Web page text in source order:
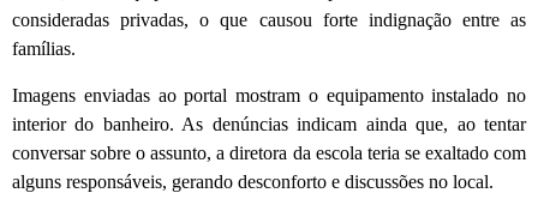
consideradas privadas, o que causou forte indignação entre as
famílias.
Imagens enviadas ao portal mostram o equipamento instalado no
interior do banheiro. As denúncias indicam ainda que, ao tentar
conversar sobre o assunto, a diretora da escola teria se exaltado com
alguns responsáveis, gerando desconforto e discussões no local.